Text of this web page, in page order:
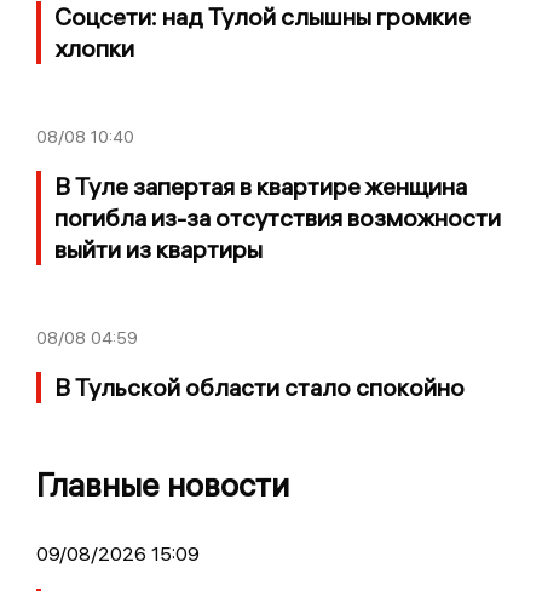
Соцсети: над Тулой слышны громкие
хлопки
08/08 10:40
В Туле запертая в квартире женщина
погибла из-за отсутствия возможности
выйти из квартиры
08/08 04:59
В Тульской области стало спокойно
Главные новости
09/08/2026 15:09